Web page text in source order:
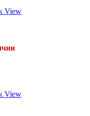
View
View